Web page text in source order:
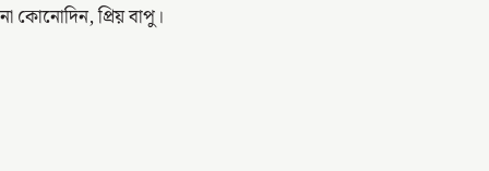
না কোনোদিন, প্রিয় বাপু।